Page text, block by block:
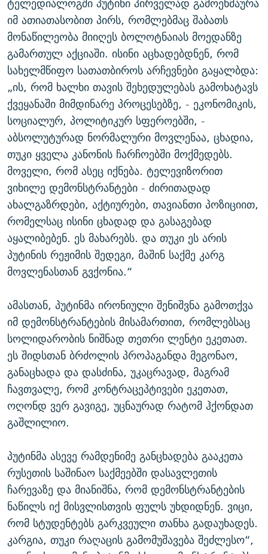
იმ ათიათასობით პირს, რომლებმაც შაბათს
მონაწილეობა მიიღეს ბოლოტნაიას მოედანზე
გამართულ აქციაში. ისინი აცხადებდნენ, რომ
სახელმწიფო სათათბიროს არჩევნები გაყალბდა:
„ის, რომ ხალხი თავის შეხედულებას გამოხატავს
ქვეყანაში მიმდინარე პროცესებზე, - ეკონომიკის,
სოციალურ, პოლიტიკურ სფეროებში, -
აბსოლუტურად ნორმალური მოვლენაა, ცხადია,
თუკი ყველა კანონის ჩარჩოებში მოქმედებს.
მოველი, რომ ასეც იქნება. ტელევიზორით
ვიხილე დემონსტრანტები - ძირითადად
ახალგაზრდები, აქტიურები, თავიანთი პოზიციით,
რომელსაც ისინი ცხადად და გასაგებად
აყალიბებენ. ეს მახარებს. და თუკი ეს არის
პუტინის რეჟიმის შედეგი, მაშინ საქმე კარგ
მოვლენასთან გვქონია.“
ამასთან, პუტინმა ირონიული შენიშვნა გამოთქვა
იმ დემონსტრანტების მისამართით, რომლებსაც
სოლიდარობის ნიშნად თეთრი ლენტი ეკეთათ.
ეს შიდსთან ბრძოლის პროპაგანდა მეგონაო,
განაცხადა და დასძინა, უკაცრავად, მაგრამ
ჩავთვალე, რომ კონტრაცეპტივები ეკეთათ,
ოღონდ ვერ გავიგე, უცნაურად რატომ ჰქონდათ
გაშლილიო.
პუტინმა ასევე რამდენიმე განცხადება გააკეთა
რუსეთის საშინაო საქმეებში დასავლეთის
ჩარევაზე და მიანიშნა, რომ დემონსტრანტების
ნაწილს იქ მისვლისთვის ფულს უხდიდნენ. ვიცი,
რომ სტუდენტებს გარკვეული თანხა გადაუხადეს.
კარგია, თუკი რაღაცის გამომუშავება შეძლესო“,